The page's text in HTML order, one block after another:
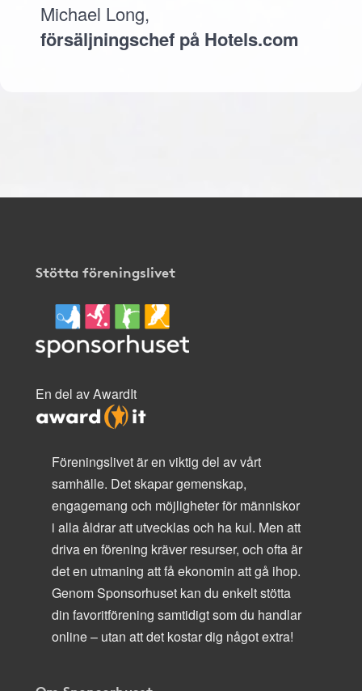
Michael Long,
försäljningschef på Hotels.com
Stötta föreningslivet
En del av AwardIt
Föreningslivet är en viktig del av vårt
samhälle. Det skapar gemenskap,
engagemang och möjligheter för människor
i alla åldrar att utvecklas och ha kul. Men att
driva en förening kräver resurser, och ofta är
det en utmaning att få ekonomin att gå ihop.
Genom Sponsorhuset kan du enkelt stötta
din favoritförening samtidigt som du handlar
online – utan att det kostar dig något extra!